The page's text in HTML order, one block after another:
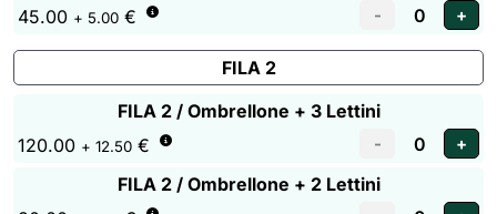
45.00 + 5.00 €
FILA 2
FILA 2 / Ombrellone + 3 Lettini
120.00 + 12.50 €
FILA 2 / Ombrellone + 2 Lettini